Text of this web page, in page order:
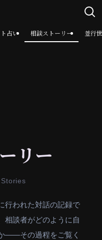
占い 相談ストーリー 並行
リー
行われた対話の記録で
相談者がどのように自
——その過程をご覧く